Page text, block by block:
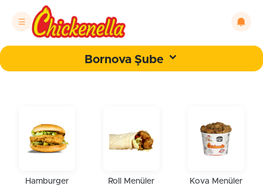
Bornova Şube
Hamburger
Roll Menüler Kova Menüler